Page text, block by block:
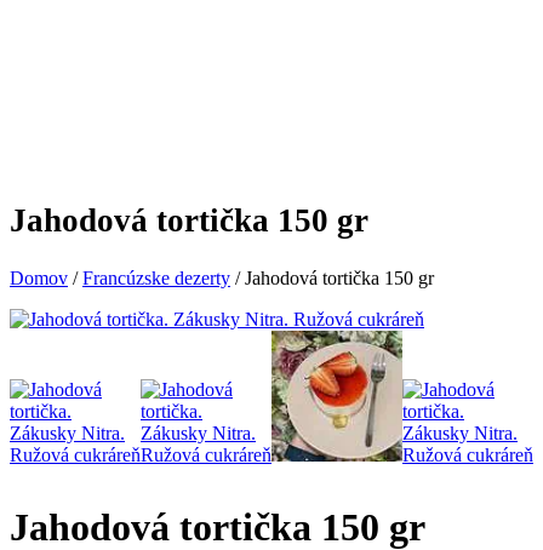
Jahodová tortička 150 gr
Domov /Francúzske dezerty / Jahodová tortička 150 gr
Jahodová tortička 150 gr